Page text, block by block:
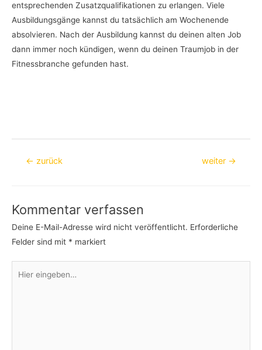
entsprechenden Zusatzqualifikationen zu erlangen. Viele
Ausbildungsgänge kannst du tatsächlich am Wochenende
absolvieren. Nach der Ausbildung kannst du deinen alten Job
dann immer noch kündigen, wenn du deinen Traumjob in der
Fitnessbranche gefunden hast.
Beitragsnavigation
← zurück weiter →
Kommentar verfassen
Deine E-Mail-Adresse wird nicht veröffentlicht. Erforderliche
Felder sind mit * markiert
eingeben…